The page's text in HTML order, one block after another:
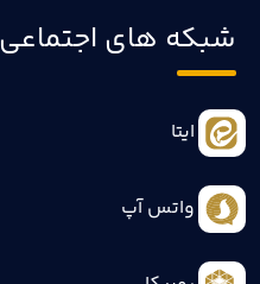
شبکه های اجتماعی
ایتا
واتس آپ